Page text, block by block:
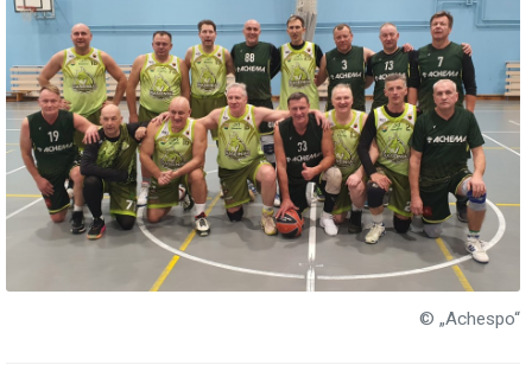
© „Achespo“